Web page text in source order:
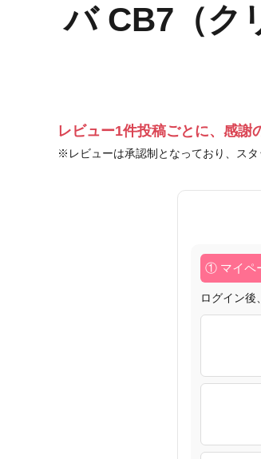
バ CB7（ク
レビュー1件投稿ごとに、感謝
※レビューは承認制となっており、ス
① マイペ
ログイン後